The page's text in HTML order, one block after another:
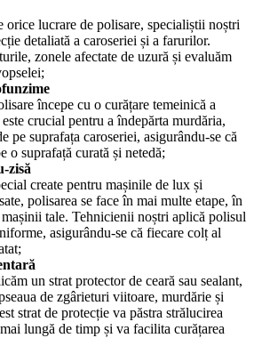
orice lucrare de polisare, specialiștii noștri
detaliată a caroseriei și a farurilor.
zonele afectate de uzură și evaluăm
începe cu o curățare temeinică a
crucial pentru a îndepărta murdăria,
pe suprafața caroseriei, asigurându-se că
o suprafață curată și netedă;
zisă
create pentru mașinile de lux și
polisarea se face în mai multe etape, în
tale. Tehnicienii noștri aplică polisul
asigurându-se că fiecare colț al
un strat protector de ceară sau sealant,
de zgârieturi viitoare, murdărie și
strat de protecție va păstra strălucirea
lungă de timp și va facilita curățarea